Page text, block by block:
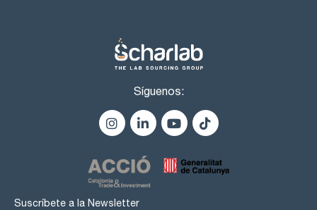
Síguenos:
Suscríbete a la Newsletter